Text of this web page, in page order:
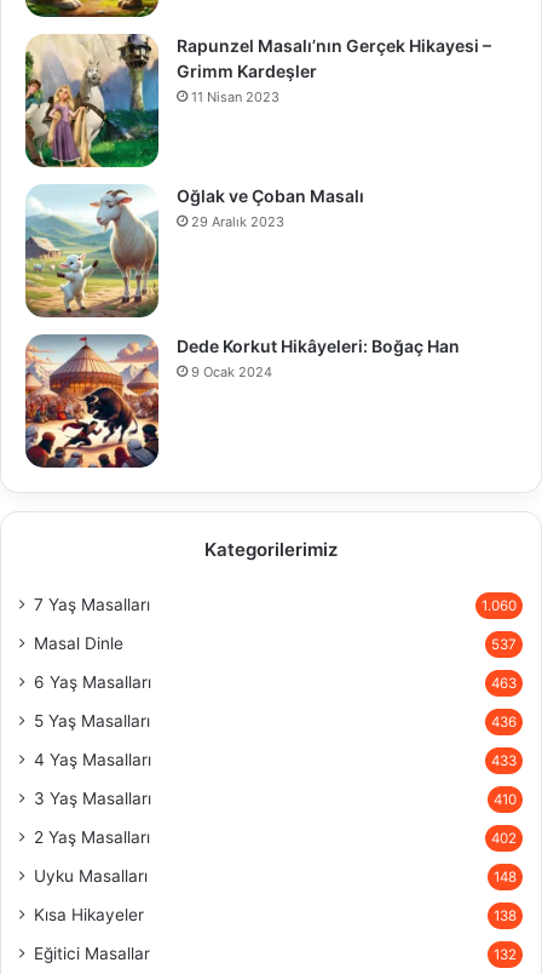
Rapunzel Masalı’nın Gerçek Hikayesi –
Grimm Kardeşler
11 Nisan 2023
Oğlak ve Çoban Masalı
29 Aralık 2023
Dede Korkut Hikâyeleri: Boğaç Han
9 Ocak 2024
Kategorilerimiz
7 Yaş Masalları 1.060
Masal Dinle 537
6 Yaş Masalları 463
5 Yaş Masalları 436
4 Yaş Masalları 433
3 Yaş Masalları 410
2 Yaş Masalları 402
Uyku Masalları 148
Kısa Hikayeler 138
Eğitici Masallar 132